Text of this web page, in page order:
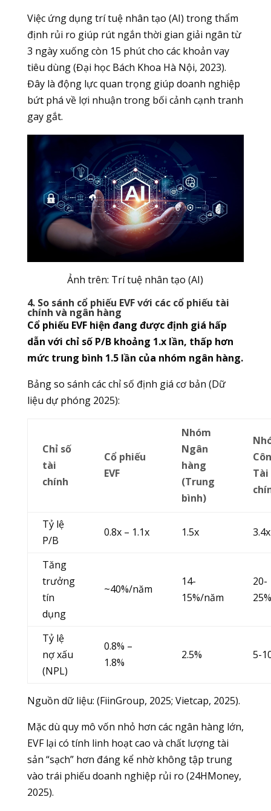
Việc ứng dụng trí tuệ nhân tạo (AI) trong thẩm
định rủi ro giúp rút ngắn thời gian giải ngân từ
3 ngày xuống còn 15 phút cho các khoản vay
tiêu dùng (Đại học Bách Khoa Hà Nội, 2023).
Đây là động lực quan trọng giúp doanh nghiệp
bứt phá về lợi nhuận trong bối cảnh cạnh tranh
gay gắt.
Ảnh trên: Trí tuệ nhân tạo (AI)
4. So sánh cổ phiếu EVF với các cổ phiếu tài
chính và ngân hàng
Cổ phiếu EVF hiện đang được định giá hấp
dẫn với chỉ số P/B khoảng 1.x lần, thấp hơn
mức trung bình 1.5 lần của nhóm ngân hàng.
Bảng so sánh các chỉ số định giá cơ bản (Dữ
liệu dự phóng 2025):
Chỉ số
tài
chính
Cổ phiếu
EVF
Nhóm
Ngân
hàng
(Trung
bình)
Tài
Tỷ lệ
P/B
0.8x – 1.1x 1.5x 3.4x
Tăng
trưởng
tín
dụng
~40%/năm
14-
15%/năm
20-
Tỷ lệ
nợ xấu
(NPL)
0.8% –
1.8%
2.5% 5-
Nguồn dữ liệu: (FiinGroup, 2025; Vietcap, 2025).
Mặc dù quy mô vốn nhỏ hơn các ngân hàng lớn,
EVF lại có tính linh hoạt cao và chất lượng tài
sản “sạch” hơn đáng kể nhờ không tập trung
vào trái phiếu doanh nghiệp rủi ro (24HMoney,
2025).